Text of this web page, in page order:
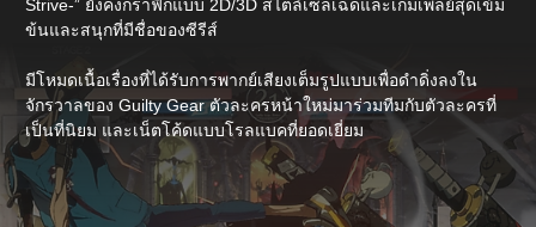
Strive-” ยังคงกราฟิกแบบ 2D/3D สไตล์เซลเฉดและเกมเพลย์สุดเข้ม
ข้นและสนุกที่มีชื่อของซีรีส์
มีโหมดเนื้อเรื่องที่ได้รับการพากย์เสียงเต็มรูปแบบเพื่อดำดิ่งลงใน
จักรวาลของ Guilty Gear ตัวละครหน้าใหม่มาร่วมทีมกับตัวละครที่
เป็นที่นิยม และเน็ตโค้ดแบบโรลแบคที่ยอดเยี่ยม